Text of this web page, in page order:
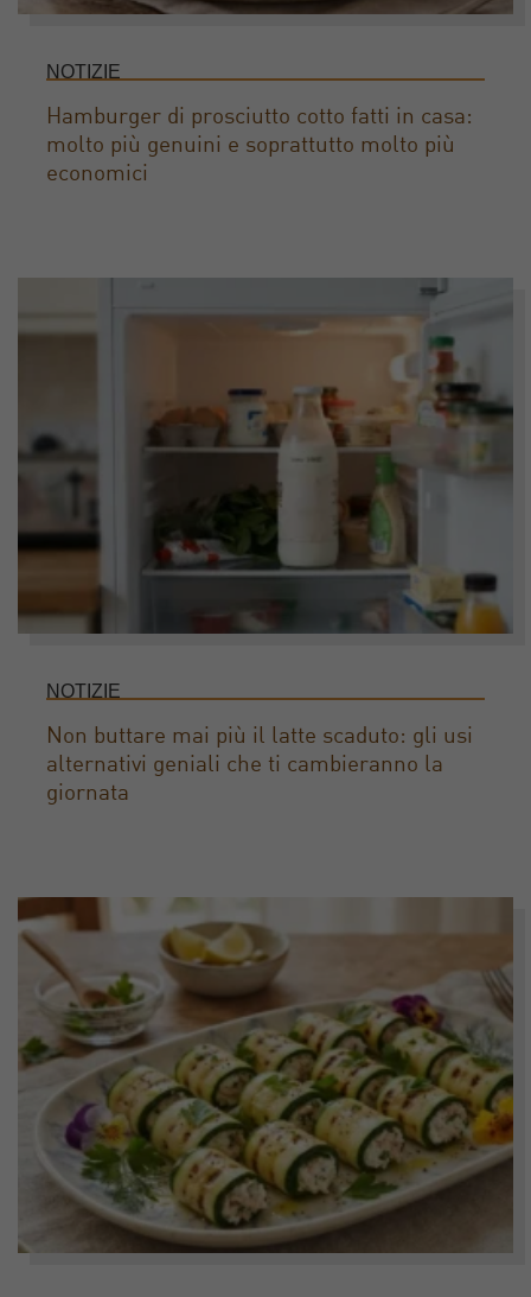
NOTIZIE
Hamburger di prosciutto cotto fatti in casa:
molto più genuini e soprattutto molto più
economici
NOTIZIE
Non buttare mai più il latte scaduto: gli usi
alternativi geniali che ti cambieranno la
giornata